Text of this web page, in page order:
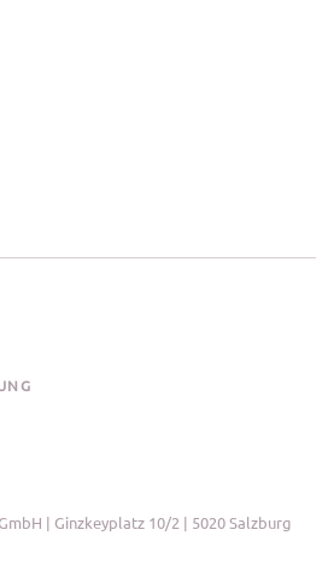
| Ginzkeyplatz 10/2 | 5020 Salzburg